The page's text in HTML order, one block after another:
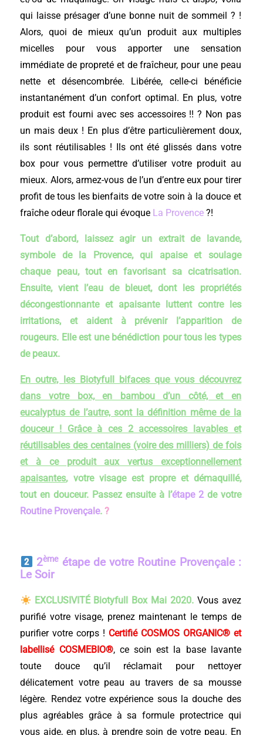
qui laisse présager d’une bonne nuit de sommeil ? !
Alors, quoi de mieux qu’un produit aux multiples
micelles pour vous apporter une sensation
immédiate de propreté et de fraîcheur, pour une peau
nette et désencombrée. Libérée, celle-ci bénéficie
instantanément d’un confort optimal. En plus, votre
produit est fourni avec ses accessoires !! ? Non pas
un mais deux ! En plus d’être particulièrement doux,
ils sont réutilisables ! Ils ont été glissés dans votre
box pour vous permettre d’utiliser votre produit au
mieux. Alors, armez-vous de l’un d’entre eux pour tirer
profit de tous les bienfaits de votre soin à la douce et
fraîche odeur florale qui évoque La Provence?!
Tout d’abord, laissez agir un extrait de lavande,
symbole de la Provence, qui apaise et soulage
chaque peau, tout en favorisant sa cicatrisation.
Ensuite, vient l’eau de bleuet, dont les propriétés
décongestionnante et apaisante luttent contre les
irritations, et aident à prévenir l’apparition de
rougeurs. Elle est une bénédiction pour tous les types
de peaux.
En outre, les Biotyfull bifaces que vous découvrez
dans votre box, en bambou d’un côté, et en
eucalyptus de l’autre, sont la définition même de la
douceur ! Grâce à ces 2 accessoires lavables et
réutilisables des centaines (voire des milliers) de fois
et à ce produit aux vertus exceptionnellement
apaisantes, votre visage est propre et démaquillé,
tout en douceur. Passez ensuite à l’étape 2 de votre
Routine Provençale. ?
2èmeétape de votre Routine Provençale :
Le Soir
EXCLUSIVITÉ Biotyfull Box Mai2020. Vous avez
purifié votre visage, prenez maintenant le temps de
purifier votre corps ! Certifié COSMOS ORGANIC® et
labellisé COSMEBIO®, ce soin est la base lavante
toute douce qu’il réclamait pour nettoyer
délicatement votre peau au travers de sa mousse
légère. Rendez votre expérience sous la douche des
plus agréables grâce à sa formule protectrice qui
vous aide, en plus, à prendre soin de votre peau. En